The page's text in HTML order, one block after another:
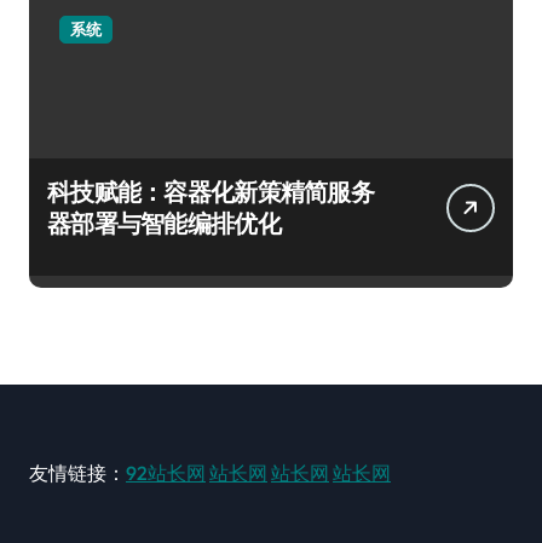
系统
科技赋能：容器化新策精简服务
器部署与智能编排优化
友情链接： 92站长网 站长网 站长网 站长网